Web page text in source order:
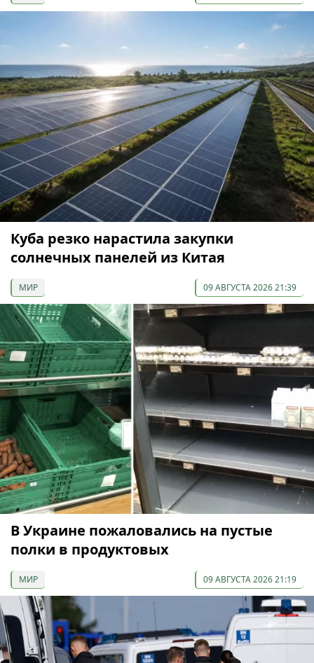
Куба резко нарастила закупки
солнечных панелей из Китая
МИР 09 АВГУСТА 2026 21:39
В Украине пожаловались на пустые
полки в продуктовых
МИР 09 АВГУСТА 2026 21:19